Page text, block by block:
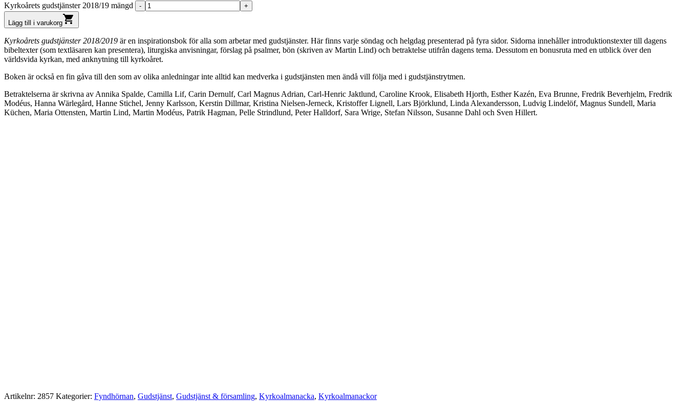
Kyrkoårets gudstjänster 2018/19 mängd
Lägg till i varukorgshopping_cart
Kyrkoårets gudstjänster 2018/2019 är en inspirationsbok för alla som arbetar med gudstjänster. Här finns varje söndag och helgdag presenterad på fyra sidor. Sidorna innehåller introduktionstexter till dagens
bibeltexter (som textläsaren kan presentera), liturgiska anvisningar, förslag på psalmer, bön (skriven av Martin Lind) och betraktelse utifrån dagens tema. Dessutom en bonusruta med en utblick över den
världsvida kyrkan, med anknytning till kyrkoåret.
Boken är också en fin gåva till den som av olika anledningar inte alltid kan medverka i gudstjänsten men ändå vill följa med i gudstjänstrytmen.
Betraktelserna är skrivna av Annika Spalde, Camilla Lif, Carin Dernulf, Carl Magnus Adrian, Carl-Henric Jaktlund, Caroline Krook, Elisabeth Hjorth, Esther Kazén, Eva Brunne, Fredrik Beverhjelm, Fredrik
Modéus, Hanna Wärlegård, Hanne Stichel, Jenny Karlsson, Kerstin Dillmar, Kristina Nielsen-Jerneck, Kristoffer Lignell, Lars Björklund, Linda Alexandersson, Ludvig Lindelöf, Magnus Sundell, Maria
Küchen, Maria Ottensten, Martin Lind, Martin Modéus, Patrik Hagman, Pelle Strindlund, Peter Halldorf, Sara Wrige, Stefan Nilsson, Susanne Dahl och Sven Hillert.
Artikelnr: 2857 Kategorier: Fyndhörnan, Gudstjänst, Gudstjänst & församling, Kyrkoalmanacka, Kyrkoalmanackor